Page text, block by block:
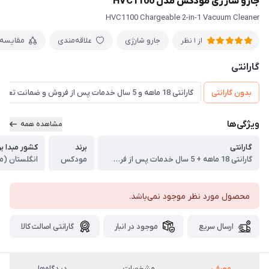
HVC1100 Chargeable 2-in-1 Vacuum Cleaner
از 1 نظر جارو شارژی علاقه‌مندی
گارانتی
بدون گارانتی گارانتی 18 ماهه و 5 سال خدمات پس از فروش و ضمانت تعویض
ویژگی‌ها مشاهده همه
گارانتی
گارانتی 18 ماهه + 5 سال خدمات پس از فروش + ضمانت تعویض
برند
مودکس
کشور مبدا
انگلستان
محصول مورد نظر موجود نمی‌باشد.
ارسال سریع موجود در انبار گارانتی اصالت کالا